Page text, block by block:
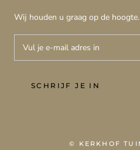
Wij houden u graag op de hoogte.
SCHRIJF JE IN
© KERKHOF